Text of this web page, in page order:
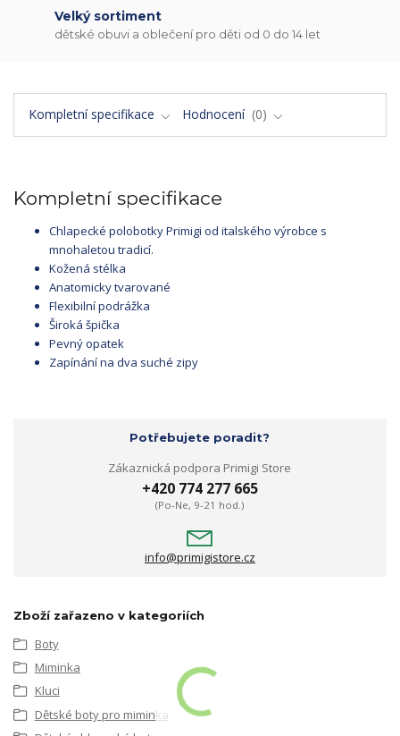
Velký sortiment
dětské obuvi a oblečení pro děti od 0 do 14 let
Kompletní specifikace Hodnocení 0
Kompletní specifikace
Chlapecké polobotky Primigi od italského výrobce s
mnohaletou tradicí.
Kožená stélka
Anatomicky tvarované
Flexibilní podrážka
Široká špička
Pevný opatek
Zapínání na dva suché zipy
Potřebujete poradit?
Zákaznická podpora Primigi Store
+420 774 277 665
(Po-Ne, 9-21 hod.)
info@primigistore.cz
Zboží zařazeno v kategoriích
Boty
Miminka
Kluci
Dětské boty pro miminka